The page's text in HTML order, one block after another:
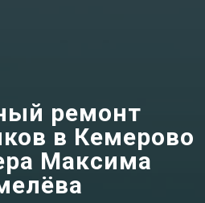
ремонт
в Кемерово
Максима